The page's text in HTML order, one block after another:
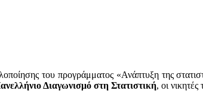
του προγράμματος «Ανάπτυξη της
Διαγωνισμό στη Στατιστική, οι